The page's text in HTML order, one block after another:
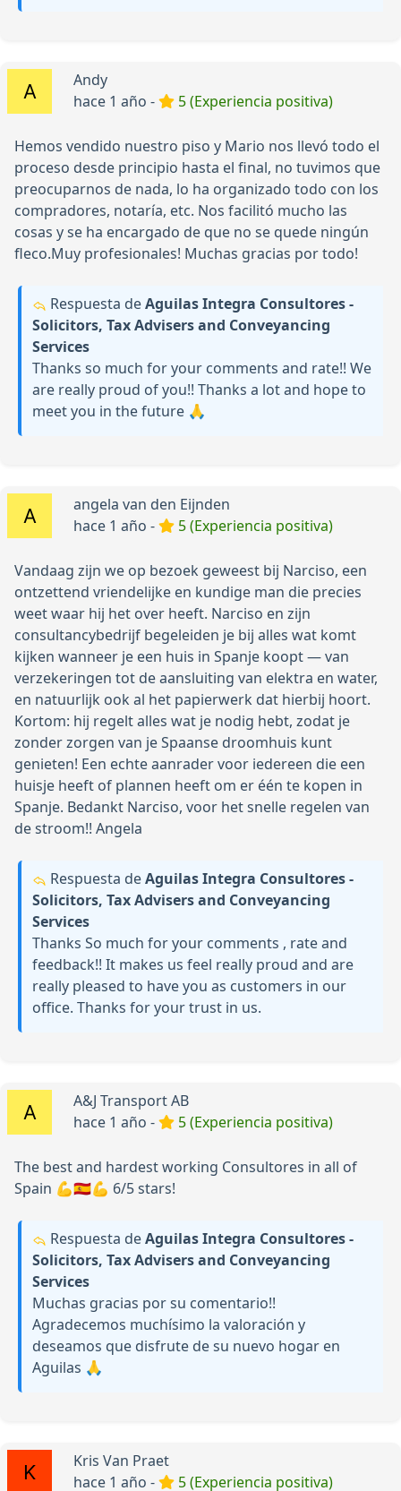
Andy
hace 1 año -
5 (Experiencia positiva)
Hemos vendido nuestro piso y Mario nos llevó todo el
proceso desde principio hasta el final, no tuvimos que
preocuparnos de nada, lo ha organizado todo con los
compradores, notaría, etc. Nos facilitó mucho las
cosas y se ha encargado de que no se quede ningún
fleco.Muy profesionales! Muchas gracias por todo!
Respuesta deAguilas Integra Consultores -
Solicitors, Tax Advisers and Conveyancing
Services
Thanks so much for your comments and rate!! We
are really proud of you!! Thanks a lot and hope to
meet you in the future 🙏
angela van den Eijnden
hace 1 año -
5 (Experiencia positiva)
Vandaag zijn we op bezoek geweest bij Narciso, een
ontzettend vriendelijke en kundige man die precies
weet waar hij het over heeft. Narciso en zijn
consultancybedrijf begeleiden je bij alles wat komt
kijken wanneer je een huis in Spanje koopt — van
verzekeringen tot de aansluiting van elektra en water,
en natuurlijk ook al het papierwerk dat hierbij hoort.
Kortom: hij regelt alles wat je nodig hebt, zodat je
zonder zorgen van je Spaanse droomhuis kunt
genieten! Een echte aanrader voor iedereen die een
huisje heeft of plannen heeft om er één te kopen in
Spanje. Bedankt Narciso, voor het snelle regelen van
de stroom!! Angela
Respuesta deAguilas Integra Consultores -
Solicitors, Tax Advisers and Conveyancing
Services
Thanks So much for your comments , rate and
feedback!! It makes us feel really proud and are
really pleased to have you as customers in our
office. Thanks for your trust in us.
A&J Transport AB
hace 1 año -
5 (Experiencia positiva)
The best and hardest working Consultores in all of
Spain 💪🇪🇸💪 6/5 stars!
Respuesta deAguilas Integra Consultores -
Solicitors, Tax Advisers and Conveyancing
Services
Muchas gracias por su comentario!!
Agradecemos muchísimo la valoración y
deseamos que disfrute de su nuevo hogar en
Aguilas 🙏
Kris Van Praet
hace 1 año -
5 (Experiencia positiva)